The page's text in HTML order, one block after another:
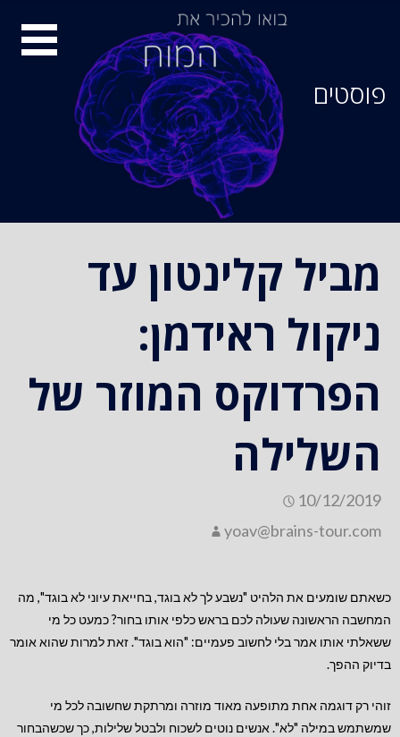
פוסטים
מביל קלינטון עד
ניקול ראידמן:
הפרדוקס המוזר של
השלילה
10/12/2019
yoav@brains-tour.com
כשאתם שומעים את הלהיט "נשבע לך לא בוגד, בחייאת עיוני לא בוגד", מה
המחשבה הראשונה שעולה לכם בראש כלפי אותו בחור? כמעט כל מי
ששאלתי אותו אמר בלי לחשוב פעמיים: "הוא בוגד". זאת למרות שהוא אומר
בדיוק ההפך.
זוהי רק דוגמה אחת מתופעה מאוד מוזרה ומרתקת שחשובה לכל מי
שמשתמש במילה "לא". אנשים נוטים לשכוח ולבטל שלילות, כך שכשהבחור